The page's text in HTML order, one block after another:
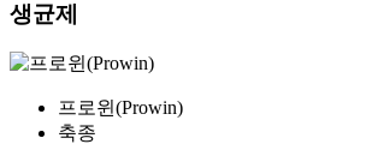
생균제
프로윈(Prowin)
축종